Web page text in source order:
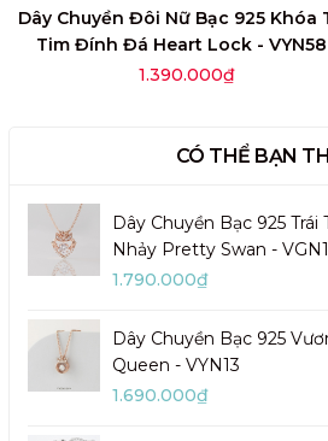
Dây Chuyền Đôi Nữ Bạc 925 Khóa
Tim Đính Đá Heart Lock - VYN58
1.390.000₫
CÓ THỂ BẠN
Dây Chuyền Bạc 925
Nhảy Pretty Swan -
1.790.000₫
Dây Chuyền Bạc 925
Queen - VYN13
1.690.000₫